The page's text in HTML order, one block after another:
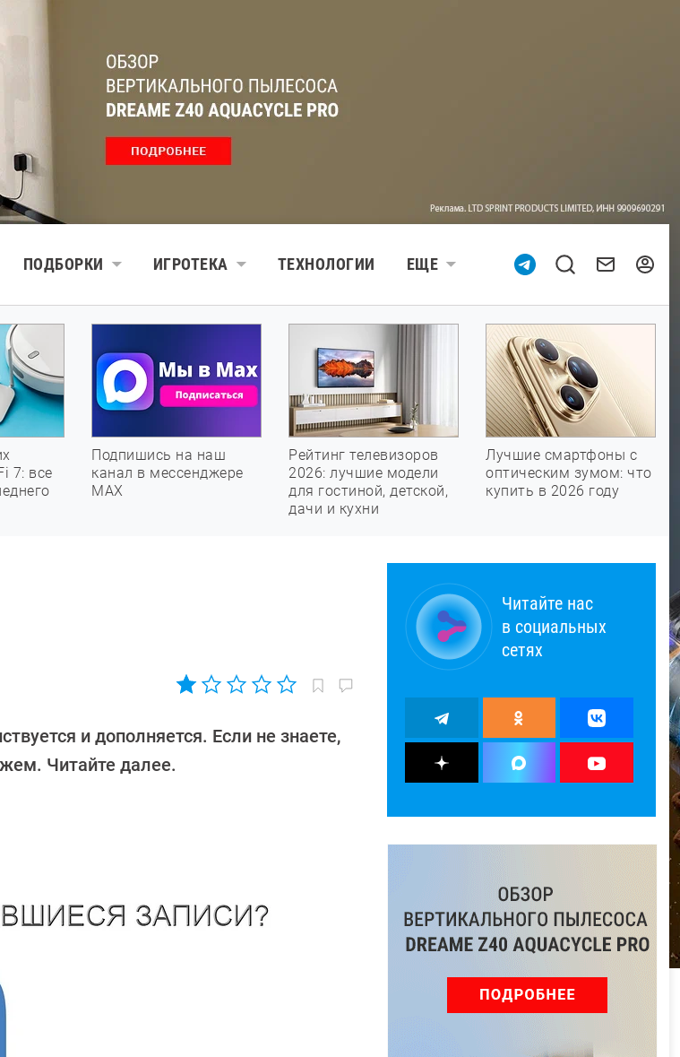
ПОДБОРКИ ИГРОТЕКА ТЕХНОЛОГИИ ЕЩЕ
7: все
Подпишись на наш
канал в мессенджере
МАХ
Рейтинг телевизоров
2026: лучшие модели
для гостиной, детской,
дачи и кухни
Лучшие смартфоны с
оптическим зумом: что
купить в 2026 году
и дополняется. Если не знаете,
Читайте далее.
Читайте нас
в социальных
сетях